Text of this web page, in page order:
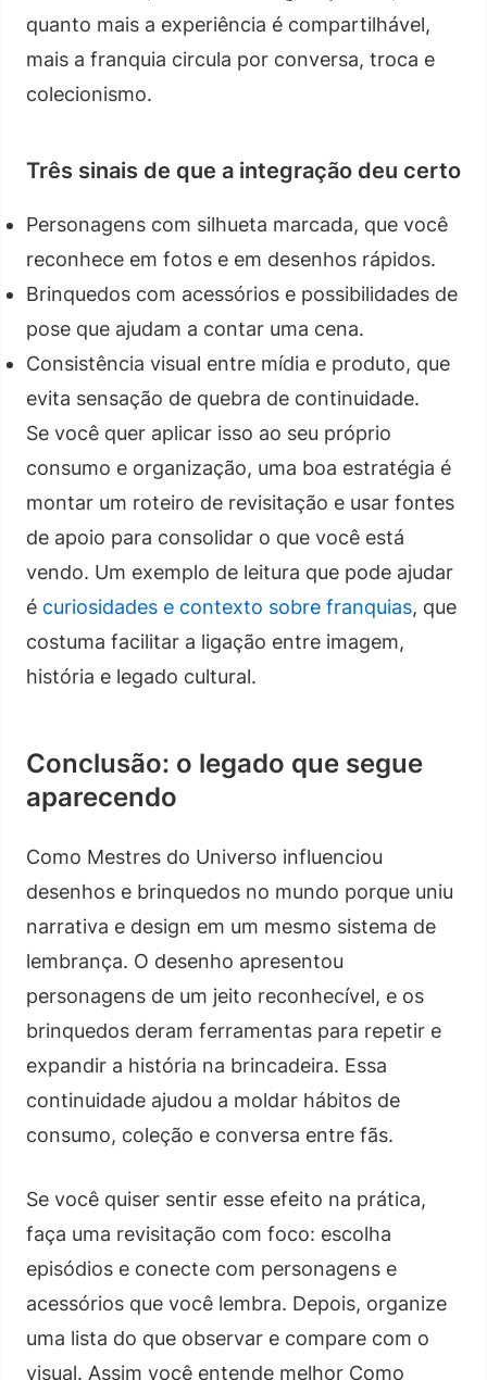
quanto mais a experiência é compartilhável,
mais a franquia circula por conversa, troca e
colecionismo.
Três sinais de que a integração deu certo
Personagens com silhueta marcada, que você
reconhece em fotos e em desenhos rápidos.
Brinquedos com acessórios e possibilidades de
pose que ajudam a contar uma cena.
Consistência visual entre mídia e produto, que
evita sensação de quebra de continuidade.
Se você quer aplicar isso ao seu próprio
consumo e organização, uma boa estratégia é
montar um roteiro de revisitação e usar fontes
de apoio para consolidar o que você está
vendo. Um exemplo de leitura que pode ajudar
é curiosidades e contexto sobre franquias, que
costuma facilitar a ligação entre imagem,
história e legado cultural.
Conclusão: o legado que segue
aparecendo
Como Mestres do Universo influenciou
desenhos e brinquedos no mundo porque uniu
narrativa e design em um mesmo sistema de
lembrança. O desenho apresentou
personagens de um jeito reconhecível, e os
brinquedos deram ferramentas para repetir e
expandir a história na brincadeira. Essa
continuidade ajudou a moldar hábitos de
consumo, coleção e conversa entre fãs.
Se você quiser sentir esse efeito na prática,
faça uma revisitação com foco: escolha
episódios e conecte com personagens e
acessórios que você lembra. Depois, organize
uma lista do que observar e compare com o
visual. Assim você entende melhor Como